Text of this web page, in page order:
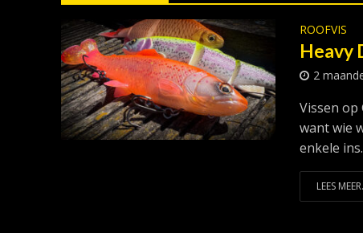
ROOFVIS
Heavy
2
Vissen op
want wie
enkele
LEES